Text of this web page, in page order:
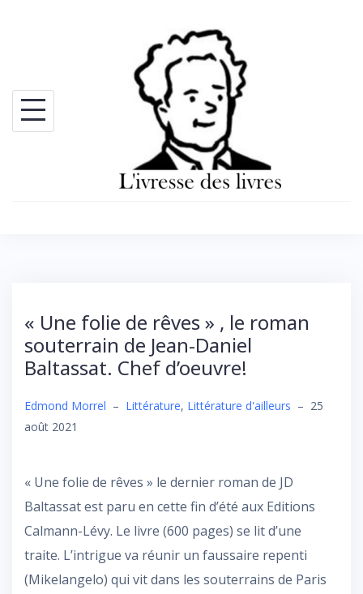
« Une folie de rêves » , le roman
souterrain de Jean-Daniel
Baltassat. Chef d’oeuvre!
Edmond Morrel – Littérature, Littérature d'ailleurs – 25
août 2021
« Une folie de rêves » le dernier roman de JD
Baltassat est paru en cette fin d’été aux Editions
Calmann-Lévy. Le livre (600 pages) se lit d’une
traite. L’intrigue va réunir un faussaire repenti
(Mikelangelo) qui vit dans les souterrains de Paris